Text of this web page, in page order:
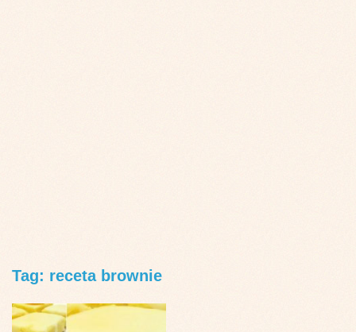
Tag: receta brownie